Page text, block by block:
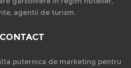
agentii de turism.
CONTACT
puternica de marketing pentru